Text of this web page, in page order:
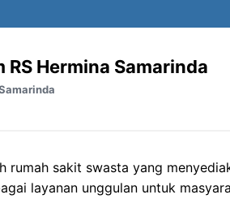
RS Hermina Samarinda
rumah sakit swasta yang
layanan unggulan untuk